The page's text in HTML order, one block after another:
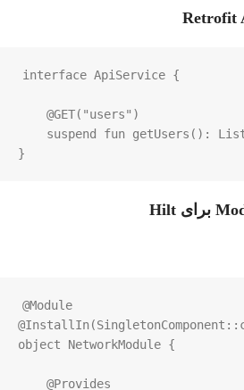
interface ApiService {
@GET( "users" )
suspend
fun getUsers ():
}
@Module
@InstallIn(SingletonComponent ::
object
NetworkModule {
@Provides